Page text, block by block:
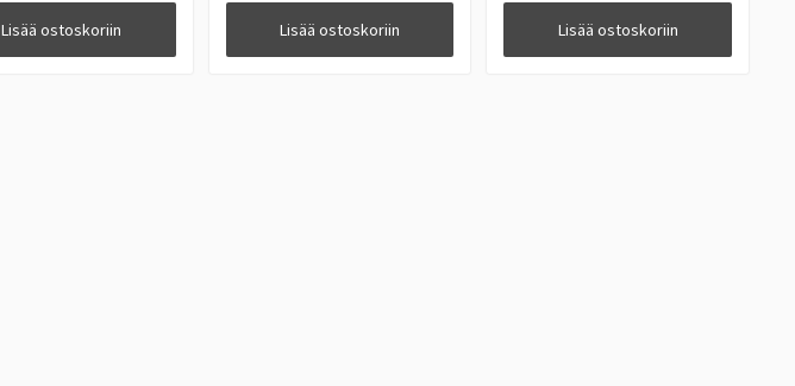
Lisää ostoskoriin Lisää ostoskoriin Lisää ostoskoriin